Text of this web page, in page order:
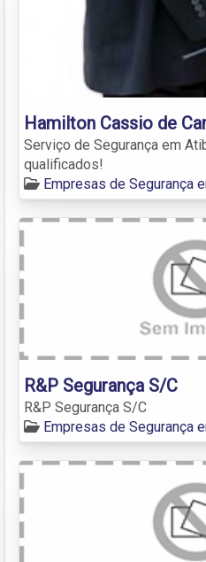
Hamilton Cassio de
Serviço de Segurança em
qualificados!
Empresas de Segurança
R&P Segurança S/C
R&P Segurança S/C
Empresas de Segurança